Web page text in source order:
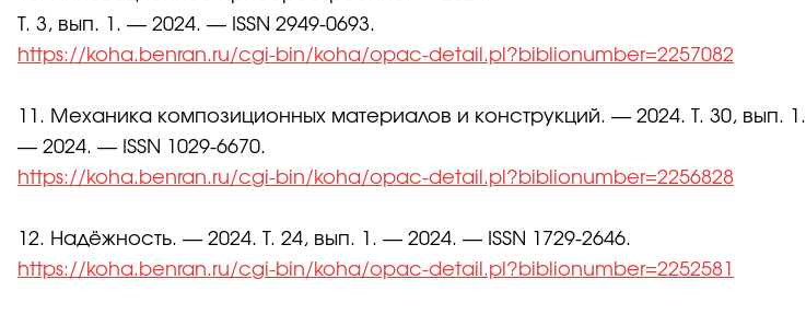
Т. 3, вып. 1. — 2024. — ISSN 2949-0693.
https://koha.benran.ru/cgi-bin/koha/opac-detail.pl?biblionumber=2257082
11. Механика композиционных материалов и конструкций. — 2024. Т. 30, вып. 1.
— 2024. — ISSN 1029-6670.
https://koha.benran.ru/cgi-bin/koha/opac-detail.pl?biblionumber=2256828
12. Надёжность. — 2024. Т. 24, вып. 1. — 2024. — ISSN 1729-2646.
https://koha.benran.ru/cgi-bin/koha/opac-detail.pl?biblionumber=2252581